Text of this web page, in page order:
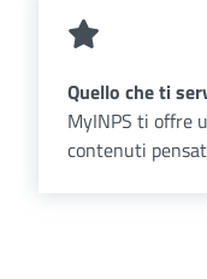
Quello che ti
MyINPS ti offre
contenuti